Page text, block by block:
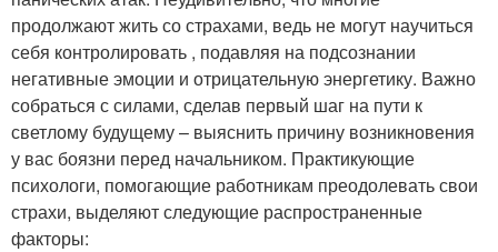
продолжают жить со страхами, ведь не могут научиться
себя контролировать , подавляя на подсознании
негативные эмоции и отрицательную энергетику. Важно
собраться с силами, сделав первый шаг на пути к
светлому будущему – выяснить причину возникновения
у вас боязни перед начальником. Практикующие
психологи, помогающие работникам преодолевать свои
страхи, выделяют следующие распространенные
факторы: